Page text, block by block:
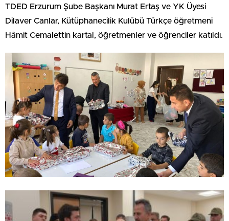
TDED Erzurum Şube Başkanı Murat Ertaş ve YK Üyesi
Dilaver Canlar, Kütüphanecilik Kulübü Türkçe öğretmeni
Hâmit Cemalettin kartal, öğretmenler ve öğrenciler katıldı.